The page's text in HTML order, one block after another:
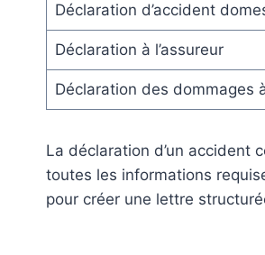
Déclaration d’accident
Déclaration à l’assureur
Déclaration des dommages
La déclaration d’un accident
toutes les informations
pour créer une lettre